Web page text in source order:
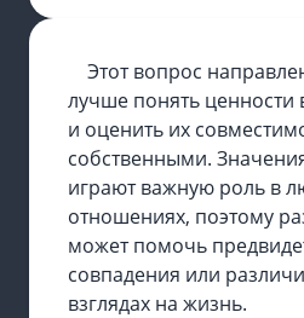
Этот вопрос
лучше понять ценности
и оценить их
собственными.
играют важную роль в
отношениях, поэтому
может помочь
совпадения или
взглядах на жизнь.